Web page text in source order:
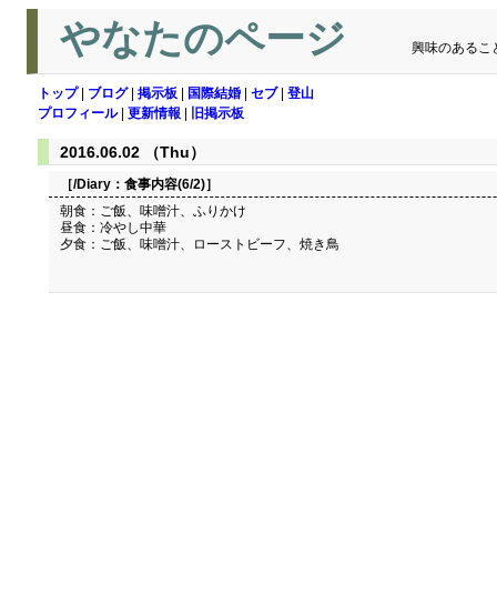
やなたのページ 興味のあるこ
トップ| ブログ| 掲示板 国際結婚 セブ| 登山
プロフィール| 更新情報 旧掲示板
2016.06.02 （Thu）
［/Diary： 食事内容(6/2)］
朝食：ご飯、味噌汁、ふりかけ
昼食：冷やし中華
夕食：ご飯、味噌汁、ローストビーフ、焼き鳥